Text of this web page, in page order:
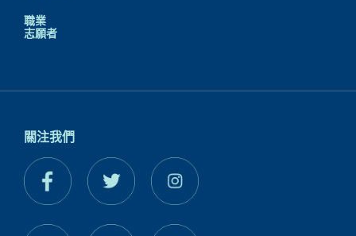
職業
志願者
關注我們